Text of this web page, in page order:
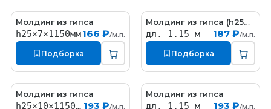
MT128
Молдинг из гипса
h25×7×1150мм166 ₽/м.п.
Подборка
MT002Молдинг из гипса (h25мм)
дл. 1.15 м 187 ₽/м.п.
Подборка
MT159
Молдинг из гипса
h25×10×1150мм 193 ₽/м.п. MT056
Молдинг из гипса
дл. 1.15 м 193 ₽/м.п.